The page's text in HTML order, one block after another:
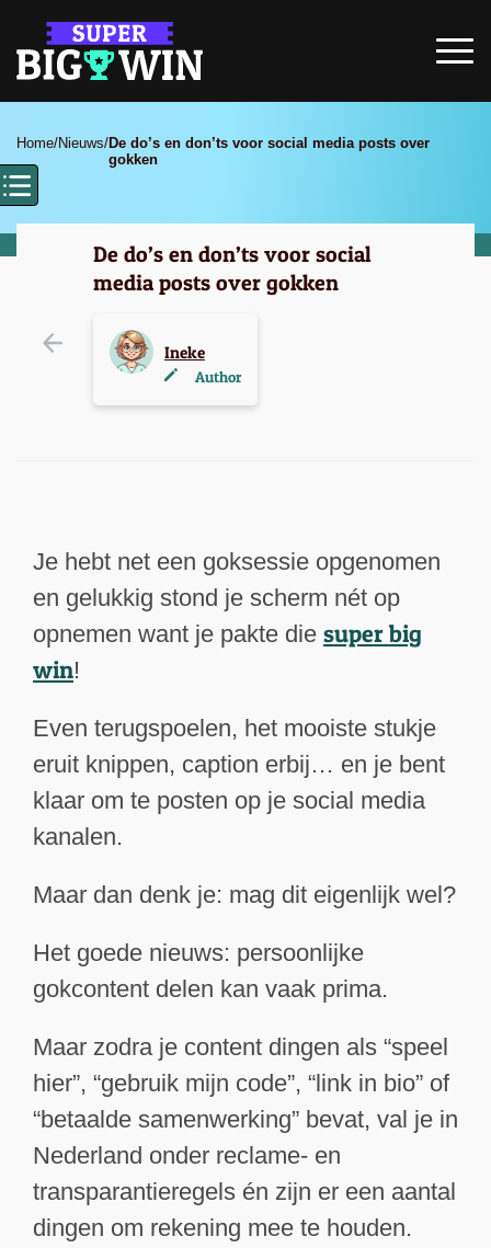
Home/Nieuws/De do’s en don’ts voor social media posts over
gokken
De do’s en don’ts voor social
media posts over gokken
Ineke
Author
Je hebt net een goksessie opgenomen
en gelukkig stond je scherm nét op
opnemen want je pakte die super big
win!
Even terugspoelen, het mooiste stukje
eruit knippen, caption erbij… en je bent
klaar om te posten op je social media
kanalen.
Maar dan denk je: mag dit eigenlijk wel?
Het goede nieuws: persoonlijke
gokcontent delen kan vaak prima.
Maar zodra je content dingen als “speel
hier”, “gebruik mijn code”, “link in bio” of
“betaalde samenwerking” bevat, val je in
Nederland onder reclame- en
transparantieregels én zijn er een aantal
dingen om rekening mee te houden.